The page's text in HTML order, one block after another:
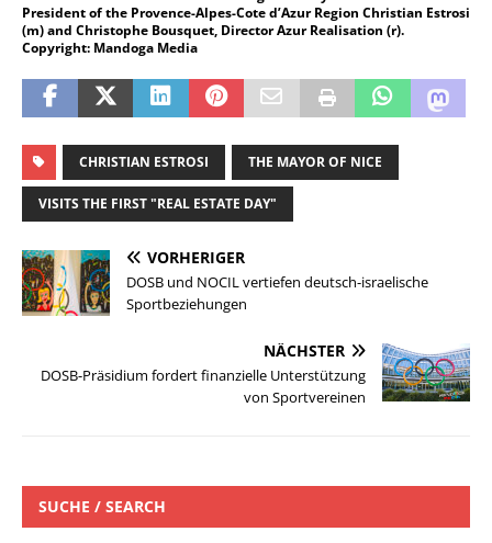
President of the Provence-Alpes-Cote d’Azur Region Christian Estrosi
(m) and Christophe Bousquet, Director Azur Realisation (r).
Copyright: Mandoga Media
CHRISTIAN ESTROSI THE MAYOR OF NICE
VISITS THE FIRST "REAL ESTATE DAY"
VORHERIGER
DOSB und NOCIL vertiefen deutsch-israelische
Sportbeziehungen
NÄCHSTER
DOSB-Präsidium fordert finanzielle Unterstützung
von Sportvereinen
SUCHE / SEARCH